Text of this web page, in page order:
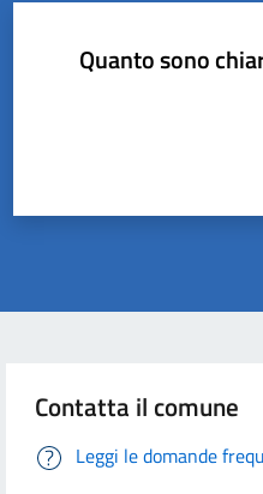
Quanto sono
Contatta il comune
Leggi le domande